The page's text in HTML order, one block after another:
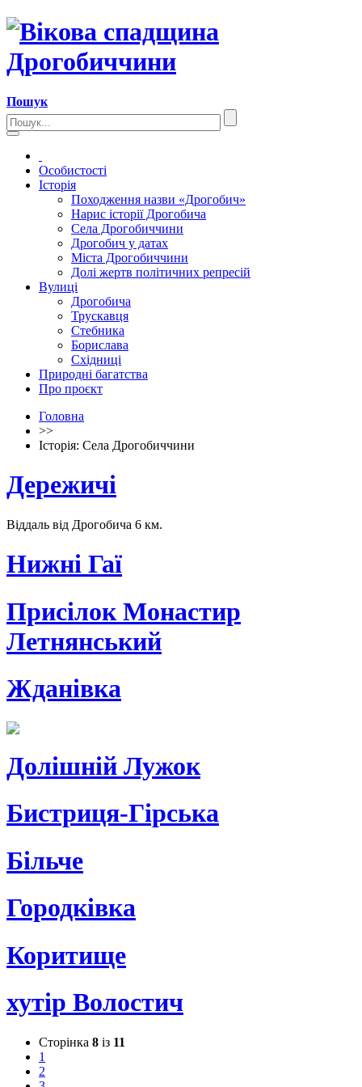
Пошук
Особистості
Історія
Походження назви «Дрогобич»
Нарис історії Дрогобича
Села Дрогобиччини
Дрогобич у датах
Міста Дрогобиччини
Долі жертв політичних репресій
Вулиці
Дрогобича
Трускавця
Стебника
Борислава
Східниці
Природні багатства
Про проєкт
Головна
>>
Історія: Села Дрогобиччини
Дережичі
Віддаль від Дрогобича 6 км.
Нижні Гаї
Присілок Монастир
Летнянський
Жданівка
Долішній Лужок
Бистриця-Гірська
Більче
Городківка
Коритище
хутір Волостич
Сторінка 8 із 11
1
2